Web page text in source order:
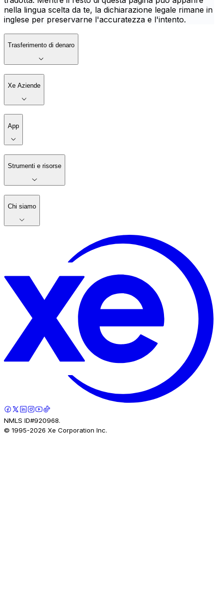
nella lingua scelta da te, la dichiarazione legale rimane in
inglese per preservarne l'accuratezza e l'intento.
Trasferimento di denaro
Xe Aziende
App
Strumenti e risorse
Chi siamo
NMLS ID#920968.
© 1995-2026 Xe Corporation Inc.